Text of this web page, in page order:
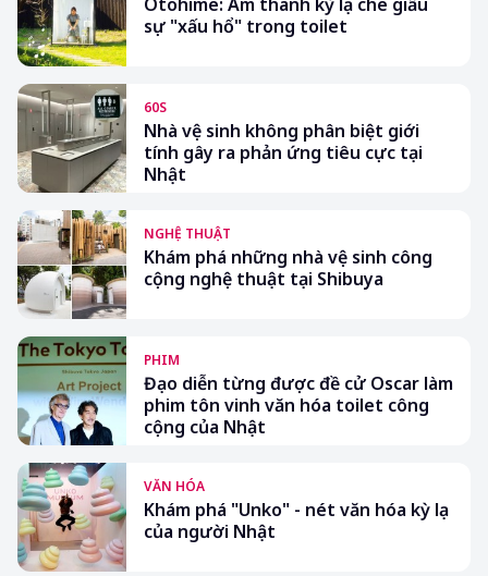
Otohime: Âm thanh kỳ lạ che giấu
sự "xấu hổ" trong toilet
60S
Nhà vệ sinh không phân biệt giới
tính gây ra phản ứng tiêu cực tại
Nhật
NGHỆ THUẬT
Khám phá những nhà vệ sinh công
cộng nghệ thuật tại Shibuya
PHIM
Đạo diễn từng được đề cử Oscar làm
phim tôn vinh văn hóa toilet công
cộng của Nhật
VĂN HÓA
Khám phá "Unko" - nét văn hóa kỳ lạ
của người Nhật